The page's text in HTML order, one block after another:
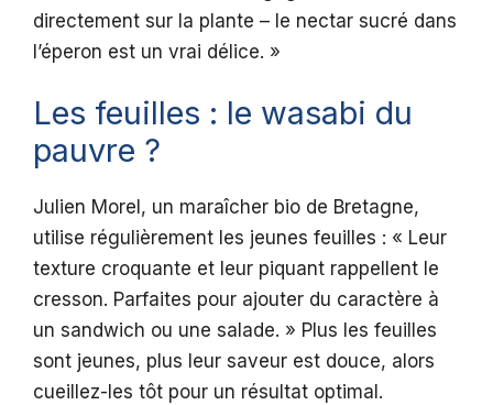
directement sur la plante – le nectar sucré dans
l’éperon est un vrai délice. »
Les feuilles : le wasabi du
pauvre ?
Julien Morel, un maraîcher bio de Bretagne,
utilise régulièrement les jeunes feuilles : « Leur
texture croquante et leur piquant rappellent le
cresson. Parfaites pour ajouter du caractère à
un sandwich ou une salade. » Plus les feuilles
sont jeunes, plus leur saveur est douce, alors
cueillez-les tôt pour un résultat optimal.